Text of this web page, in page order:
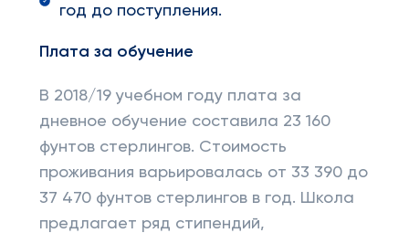
год до поступления.
Плата за обучение
В 2018/19 учебном году плата за
дневное обучение составила 23 160
фунтов стерлингов. Стоимость
проживания варьировалась от 33 390 до
37 470 фунтов стерлингов в год. Школа
предлагает ряд стипендий,